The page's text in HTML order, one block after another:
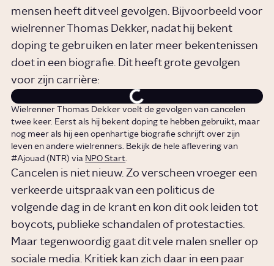
mensen heeft dit veel gevolgen. Bijvoorbeeld voor
wielrenner Thomas Dekker, nadat hij bekent
doping te gebruiken en later meer bekentenissen
doet in een biografie. Dit heeft grote gevolgen
voor zijn carrière:
Wielrenner Thomas Dekker voelt de gevolgen van cancelen
twee keer. Eerst als hij bekent doping te hebben gebruikt, maar
nog meer als hij een openhartige biografie schrijft over zijn
leven en andere wielrenners. Bekijk de hele aflevering van
#Ajouad (NTR) via NPO Start.
Cancelen is niet nieuw. Zo verscheen vroeger een
verkeerde uitspraak van een politicus de
volgende dag in de krant en kon dit ook leiden tot
boycots, publieke schandalen of protestacties.
Maar tegenwoordig gaat dit vele malen sneller op
sociale media. Kritiek kan zich daar in een paar